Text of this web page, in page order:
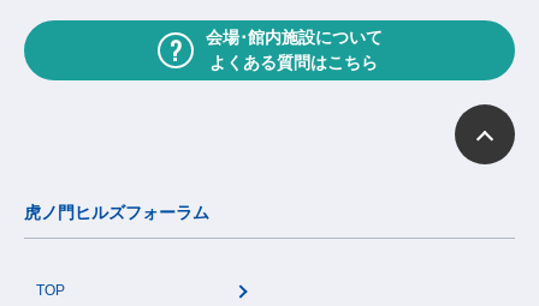
会場･館内施設について
よくある質問はこちら
虎ノ門ヒルズフォーラム
TOP